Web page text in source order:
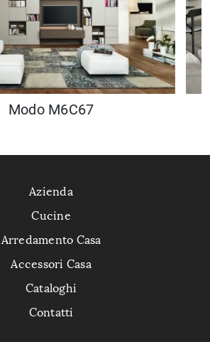
Modo M6C67
Azienda
Cucine
Arredamento Casa
Accessori Casa
Cataloghi
Contatti